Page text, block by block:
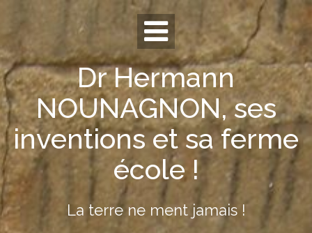
content
Dr Hermann
NOUNAGNON, ses
inventions et sa ferme
école !
La terre ne ment jamais !